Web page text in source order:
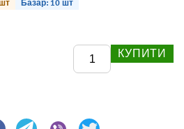
Базар: 10 шт
КУПИТИ